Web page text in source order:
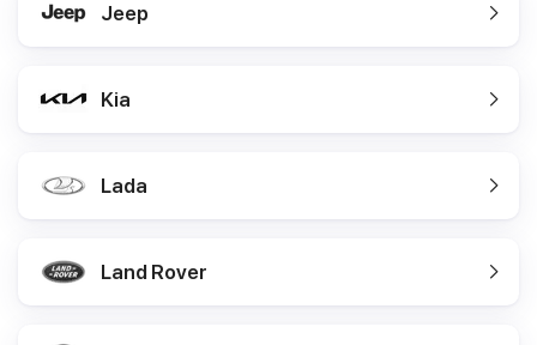
Jeep
Kia
Lada
Land Rover